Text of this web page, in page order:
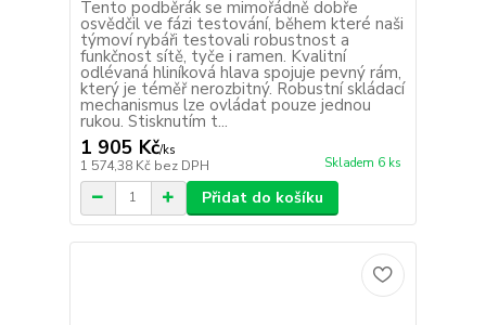
Tento podběrák se mimořádně dobře
osvědčil ve fázi testování, během které naši
týmoví rybáři testovali robustnost a
funkčnost sítě, tyče i ramen. Kvalitní
odlévaná hliníková hlava spojuje pevný rám,
který je téměř nerozbitný. Robustní skládací
mechanismus lze ovládat pouze jednou
rukou. Stisknutím t...
1 905 Kč/ks
1 574,38 Kč bez DPH Skladem 6 ks
Přidat do košíku